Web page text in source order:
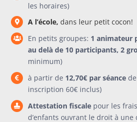
les horaires)
A l’école, dans leur petit cocon!
En petits groupes: 1 animateur
au delà de 10 participants, 2
minimum)
à partir de 12,70€ par séancede
inscription 60€ inclus)
Attestation fiscalepour les
d’enfants ouvrant le droit à une